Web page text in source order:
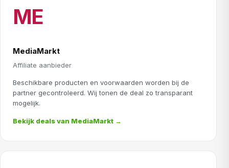
ME
MediaMarkt
Affiliate aanbieder
Beschikbare producten en voorwaarden worden bij de
partner gecontroleerd. Wij tonen de deal zo transparant
mogelijk.
Bekijk deals van MediaMarkt →